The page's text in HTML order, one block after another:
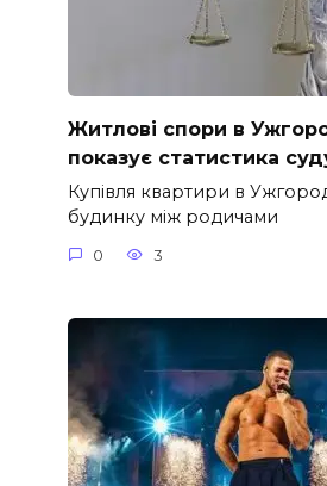
Житлові спори в
показує статистика
Купівля квартири в
будинку між родичами
0 3